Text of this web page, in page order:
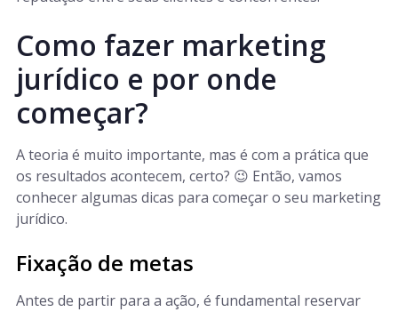
Como fazer marketing
jurídico e por onde
começar?
A teoria é muito importante, mas é com a prática que
os resultados acontecem, certo? 😉 Então, vamos
conhecer algumas dicas para começar o seu marketing
jurídico.
Fixação de metas
Antes de partir para a ação, é fundamental reservar